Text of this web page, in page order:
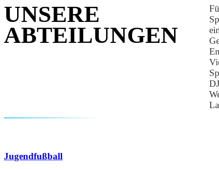
UNSERE
ABTEILUNGEN
Jugendfußball